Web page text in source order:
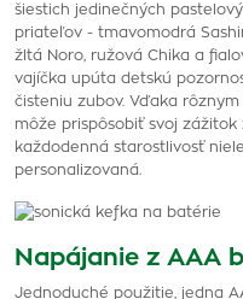
šiestich jedinečných
priateľov - tmavomodrá
žltá Noro, ružová Chika a
vajíčka upúta detskú
čisteniu zubov. Vďaka
môže prispôsobiť svoj
každodenná starostlivosť
personalizovaná.
Napájanie z AAA
Jednoduché použitie, jedna